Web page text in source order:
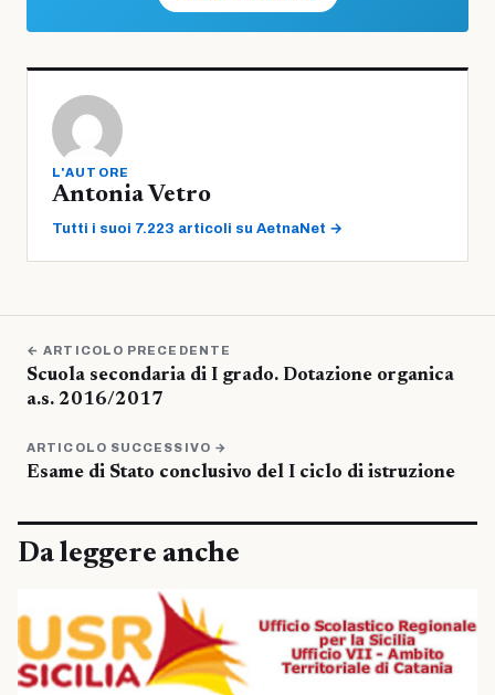
L'AUTORE
Antonia Vetro
Tutti i suoi 7.223 articoli su AetnaNet →
← ARTICOLO PRECEDENTE
Scuola secondaria di I grado. Dotazione organica
a.s. 2016/2017
ARTICOLO SUCCESSIVO →
Esame di Stato conclusivo del I ciclo di istruzione
Da leggere anche